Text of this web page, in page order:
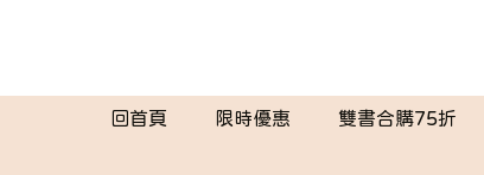
回首頁 限時優惠 雙書合購75折